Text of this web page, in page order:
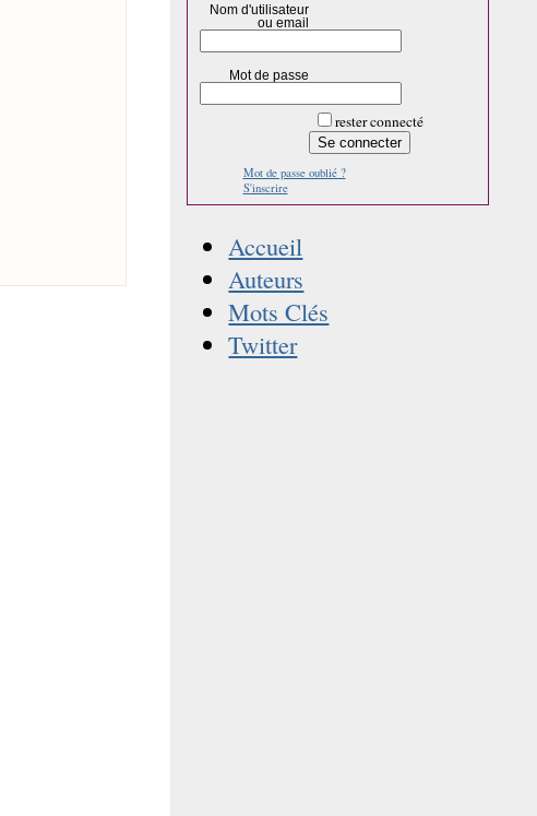
Nom d'utilisateur
ou email
Mot de passe
rester connecté
Mot de passe oublié ?
S'inscrire
Accueil
Auteurs
Mots Clés
Twitter